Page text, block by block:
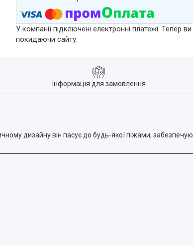
У компанії підключені електронні платежі. Тепер
покидаючи сайту.
Інформація для замовлення
дизайну він пасує до будь-якої піжами,